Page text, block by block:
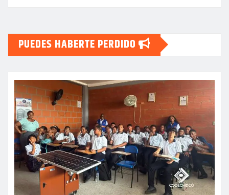
PUEDES HABERTE PERDIDO